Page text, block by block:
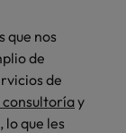
que nos
de
de
consultoríay
que les